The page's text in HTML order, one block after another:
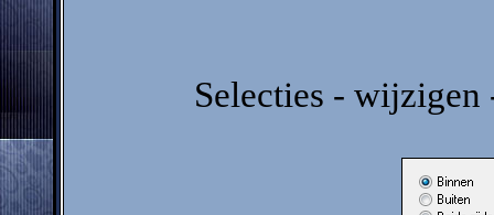
Selecties - wijzigen